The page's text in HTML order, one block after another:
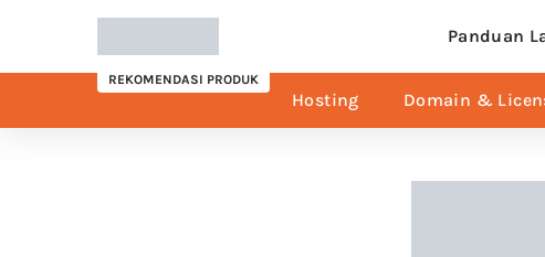
Panduan
REKOMENDASI PRODUK
Hosting Domain &